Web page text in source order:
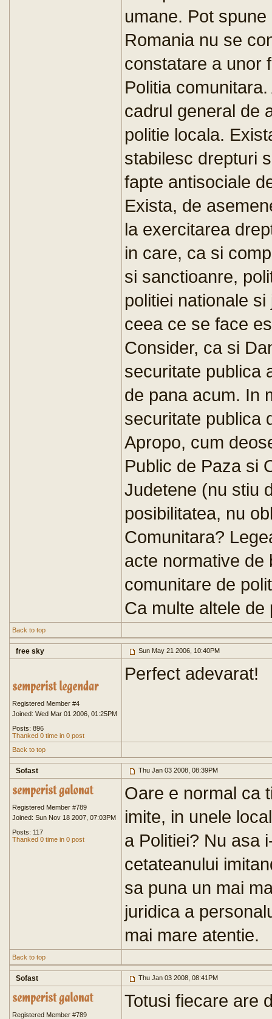
umane. Pot
Romania nu se
constatare a unor
Politia
cadrul general de
politie locala.
stabilesc drepturi
fapte antisociale
Exista, de
la exercitarea
in care, ca si
si sanctioanre,
politiei nationale
ceea ce se face
Consider, ca si
securitate publica
de pana acum. In
securitate publica
Apropo, cum
Public de Paza si
Judetene (nu stiu
posibilitatea, nu
Comunitara?
acte normative de
comunitare de
Ca multe altele de
Back to top
free sky Sun May 21 2006, 10:40PM
Registered Member #4
Joined: Wed Mar 01 2006, 01:25PM
Posts: 896
Thanked 0 time in 0 post
Perfect adevarat!
Back to top
Sofast Thu Jan 03 2008, 08:39PM
Registered Member #789
Joined: Sun Nov 18 2007, 07:03PM
Posts: 117
Thanked 0 time in 0 post
Oare e normal ca
imite, in unele
a Politiei? Nu asa
cetateanului
sa puna un mai
juridica a
mai mare atentie.
Back to top
Sofast Thu Jan 03 2008, 08:41PM
Registered Member #789
Totusi fiecare are